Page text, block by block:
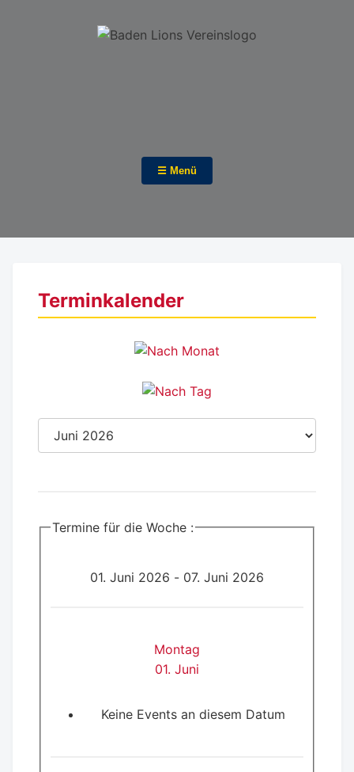
☰ Menü
Terminkalender
Termine für die Woche :
01. Juni 2026 - 07. Juni 2026
Montag
01. Juni
Keine Events an diesem Datum